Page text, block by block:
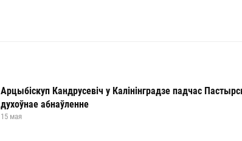
Арцыбіскуп Кандрусевіч у Калінінградзе падчас
духоўнае абнаўленне
15 мая